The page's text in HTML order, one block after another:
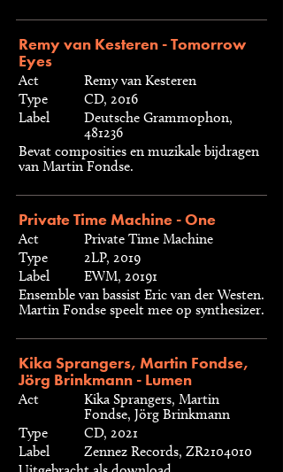
Remy van Kesteren - Tomorrow
Eyes
Act
Remy van Kesteren
Type
CD, 2016
Label
Deutsche Grammophon,
481236
Bevat composities en muzikale bijdragen
van Martin Fondse.
Private Time Machine - One
Act
Private Time Machine
Type
2LP, 2019
Label
EWM, 20191
Ensemble van bassist Eric van der Westen.
Martin Fondse speelt mee op synthesizer.
Kika Sprangers, Martin Fondse,
Jörg Brinkmann - Lumen
Act
Kika Sprangers, Martin
Fondse, Jörg Brinkmann
Type
CD, 2021
Label
Zennez Records, ZR2104010